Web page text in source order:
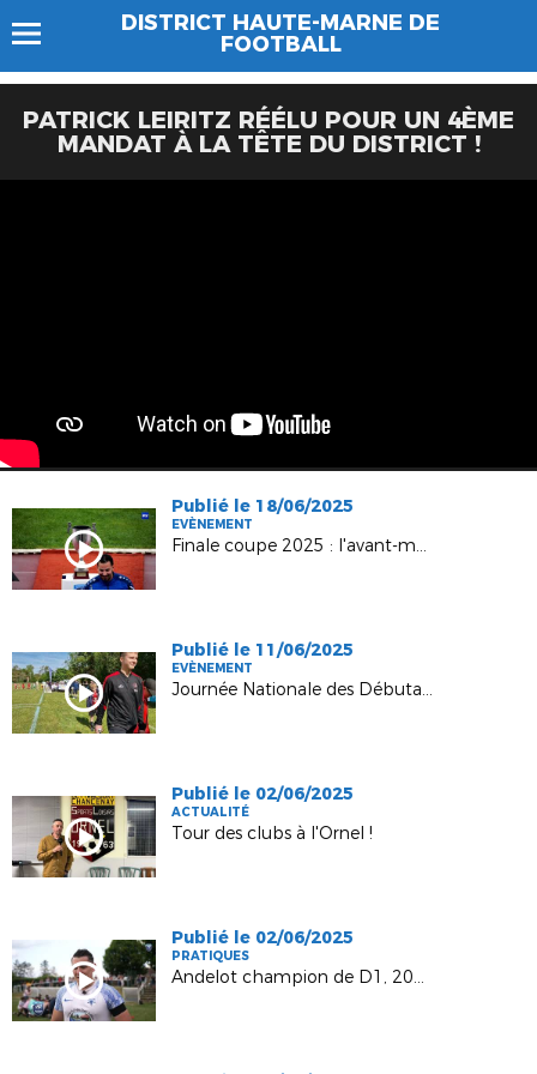
DISTRICT HAUTE-MARNE DE
FOOTBALL
PATRICK LEIRITZ RÉÉLU POUR UN 4ÈME
MANDAT À LA TÊTE DU DISTRICT !
Publié le 18/06/2025
EVÈNEMENT
Finale coupe 2025 : l'avant-match
Publié le 11/06/2025
EVÈNEMENT
Journée Nationale des Débutants à Rouvres et Arc
Publié le 02/06/2025
ACTUALITÉ
Tour des clubs à l'Ornel !
Publié le 02/06/2025
PRATIQUES
Andelot champion de D1, 2024-2025 !